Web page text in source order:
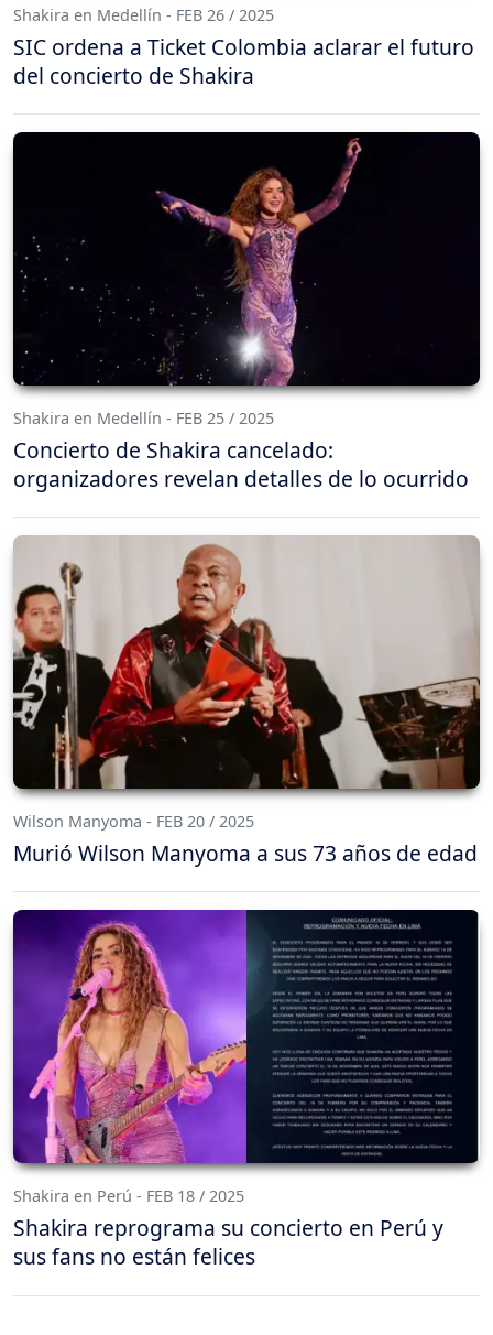
Shakira en Medellín - FEB 26 / 2025
SIC ordena a Ticket Colombia aclarar el futuro
del concierto de Shakira
Shakira en Medellín - FEB 25 / 2025
Concierto de Shakira cancelado:
organizadores revelan detalles de lo ocurrido
Wilson Manyoma - FEB 20 / 2025
Murió Wilson Manyoma a sus 73 años de edad
Shakira en Perú - FEB 18 / 2025
Shakira reprograma su concierto en Perú y
sus fans no están felices